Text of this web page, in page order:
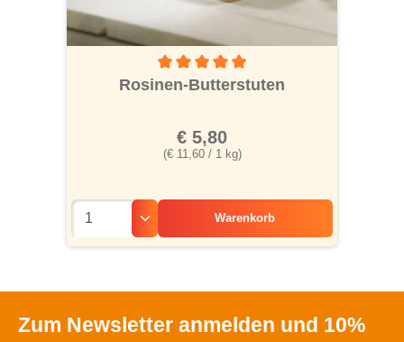
Durchschnittliche Bewertung von 5 von 5
Rosinen-Butterstuten
(€ 11,60 / 1 kg)
€ 5,80
Warenkorb
Zum Newsletter anmelden und 10%